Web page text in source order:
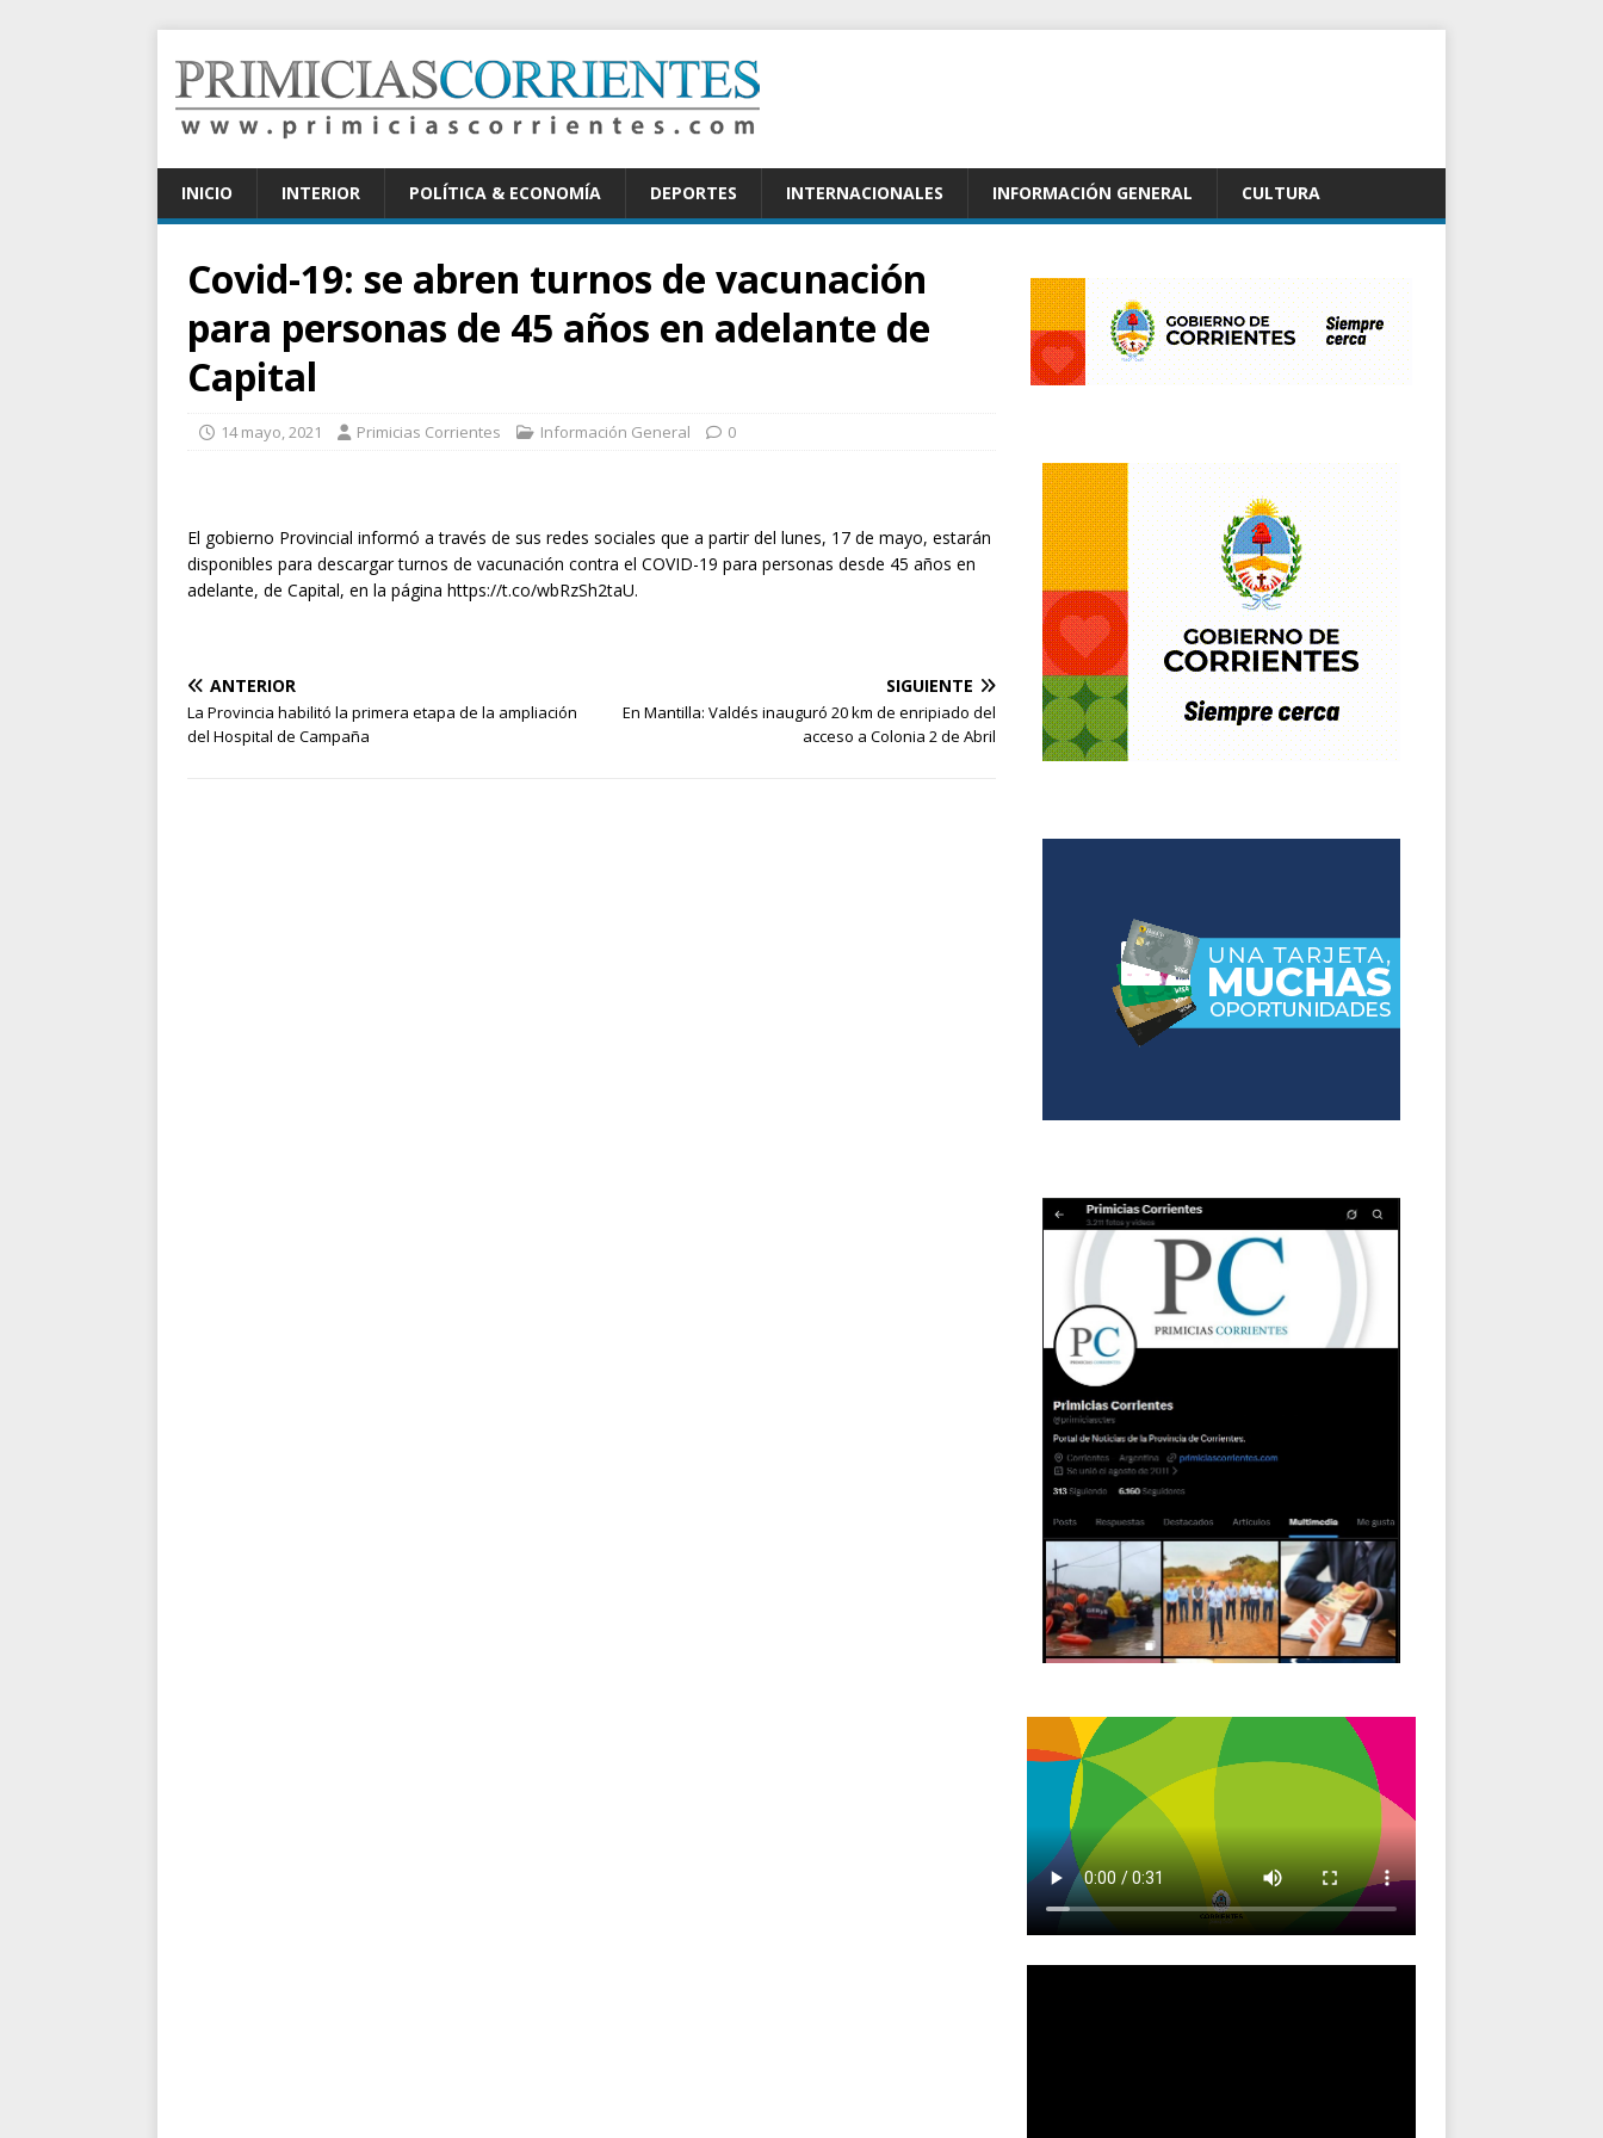
INICIO INTERIOR POLÍTICA & ECONOMÍA DEPORTES INTERNACIONALES INFORMACIÓN GENERAL CULTURA
Covid-19: se abren turnos de vacunación
para personas de 45 años en adelante de
Capital
14 mayo, 2021 Primicias Corrientes Información General 0
El gobierno Provincial informó a través de sus redes sociales que a partir del lunes, 17 de mayo, estarán
disponibles para descargar turnos de vacunación contra el COVID-19 para personas desde 45 años en
adelante, de Capital, en la página https://t.co/wbRzSh2taU.
ANTERIOR
La Provincia habilitó la primera etapa de la ampliación
del Hospital de Campaña
SIGUIENTE
En Mantilla: Valdés inauguró 20 km de enripiado del
acceso a Colonia 2 de Abril